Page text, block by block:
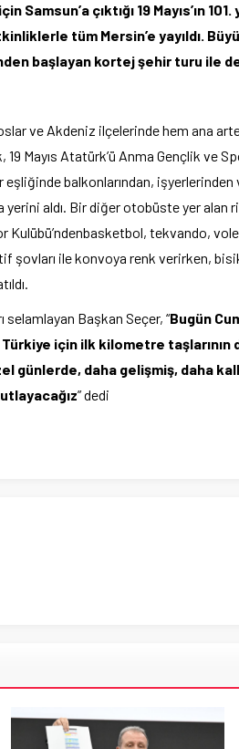
çıktığı 19 Mayıs’ın
tüm Mersin’e yayıldı.
başlayan kortej şehir turu ile
ve Akdeniz ilçelerinde hem ana
Mayıs Atatürk’ü Anma Gençlik ve
eşliğinde balkonlarından,
yerini aldı. Bir diğer otobüste yer
Kulübü’ndenbasketbol, tekvando,
şovları ile konvoya renk verirken,
selamlayan Başkan Seçer, “Bugün
Türkiye için ilk kilometre
günlerde, daha gelişmiş, daha
” dedi